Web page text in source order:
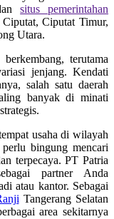
situs pemerintahan
Ciputat, Ciputat Timur,
Utara.
terutama
jenjang. Kendati
salah satu daerah
banyak di minati
usaha di wilayah
bingung mencari
terpecaya. PT Patria
partner Anda
atau kantor. Sebagai
Tangerang Selatan
area sekitarnya